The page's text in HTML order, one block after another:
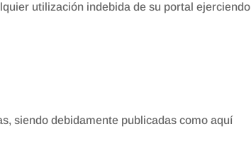
utilización indebida de su portal ejerciendo
siendo debidamente publicadas como aquí